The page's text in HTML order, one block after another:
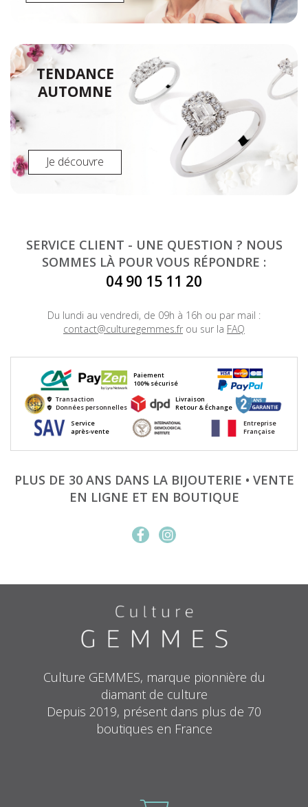
TENDANCE
AUTOMNE
Je découvre
SERVICE CLIENT - UNE QUESTION ? NOUS
SOMMES LÀ POUR VOUS RÉPONDRE :
04 90 15 11 20
Du lundi au vendredi, de 09h à 16h ou par mail :
contact@culturegemmes.fr ou sur la FAQ
Paiement
100% sécurisé
Transaction
Données personnelles
Livraison
Retour & Échange
Service
après-vente
Entreprise
Française
PLUS DE 30 ANS DANS LA BIJOUTERIE • VENTE
EN LIGNE ET EN BOUTIQUE
Culture GEMMES, marque pionnière du
diamant de culture
Depuis 2019, présent dans plus de 70
boutiques en France